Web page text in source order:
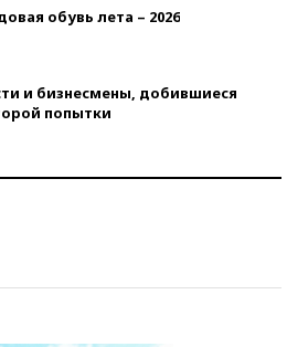
обувь лета – 2026
и бизнесмены, добившиеся
попытки